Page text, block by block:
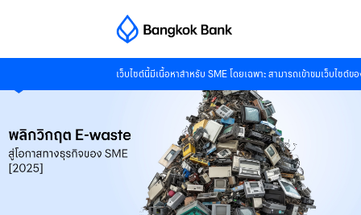
เว็บไซต์นี้มีเนื้อหาสำหรับ SME โดยเฉพาะ สามารถเข้าชมเว็บไซต์